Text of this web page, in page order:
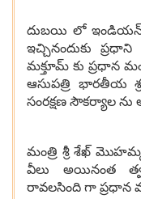
దుబయి లో ఇండియన్
ఇచ్చినందుకు
మక్తూమ్ కు ప్రధాన
ఆసుపత్రి భారతీయ
సంరక్షణ సౌకర్యాల
మంత్రి శ్రీ శేఖ్
వీలు అయినంత
రావలసింది గా ప్రధాన